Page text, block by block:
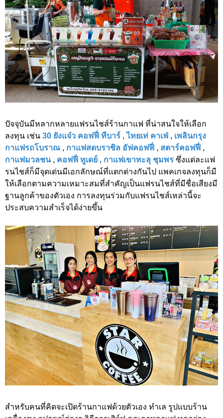
ปัจจุบันมีหลากหลายแฟรนไชส์ร้านกาแฟ ที่น่าสนใจให้เลือก
ลงทุน เช่น 30 ยังแจ๋ว คอฟฟี่ ทีบาร์ ,ไทยเท่ คาเฟ่ , เพลินกรุง
กาแฟรถโบราณ , กาแฟสดบราซิล อัฟคอฟฟี่ , สตาร์คอฟฟี่ ,
กาแฟมวลชน, คอฟฟี่ ทูเดย์ , กาแฟเขาทะลุ ชุมพร ซึ่งแต่ละแฟ
รนไชส์ก็มีจุดเด่นมีเอกลักษณ์ที่แตกต่างกันไป แพคเกจลงทุนก็มี
ให้เลือกตามความเหมาะสมที่สำคัญเป็นแฟรนไชส์ที่มีชื่อเสียงมี
ฐานลูกค้าของตัวเอง การลงทุนร่วมกับแฟรนไชส์เหล่านี้จะ
ประสบความสำเร็จได้ง่ายขึ้น
สำหรับคนที่คิดจะเปิดร้านกาแฟด้วยตัวเอง ทำเล รูปแบบร้าน